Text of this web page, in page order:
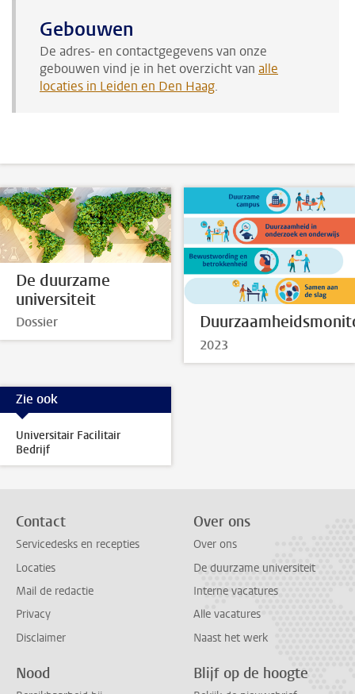
Gebouwen
De adres- en contactgegevens van onze
gebouwen vind je in het overzicht van alle
locaties in Leiden en Den Haag.
De duurzame
universiteit
Dossier
2023
Zie ook
Universitair Facilitair
Bedrijf
Contact
Servicedesks en recepties
Locaties
Mail de redactie
Privacy
Disclaimer
Over ons
Over ons
De duurzame universiteit
Interne vacatures
Alle vacatures
Naast het werk
Nood Blijf op de hoogte